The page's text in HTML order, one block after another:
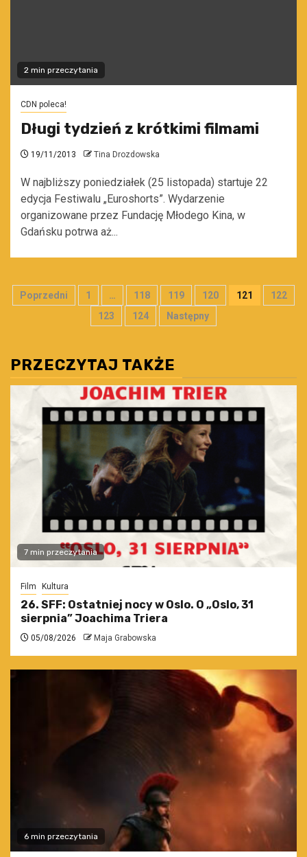
2 min przeczytania
CDN poleca!
Długi tydzień z krótkimi filmami
19/11/2013 Tina Drozdowska
W najbliższy poniedziałek (25 listopada) startuje 22
edycja Festiwalu „Euroshorts”. Wydarzenie
organizowane przez Fundację Młodego Kina, w
Gdańsku potrwa aż...
Stronicowanie
Poprzedni 1 … 118 119 120 121
122
123
124 Następny
PRZECZYTAJ TAKŻE
7 min przeczytania
Film Kultura
26. SFF: Ostatniej nocy w Oslo. O „Oslo, 31
sierpnia” Joachima Triera
05/08/2026 Maja Grabowska
6 min przeczytania